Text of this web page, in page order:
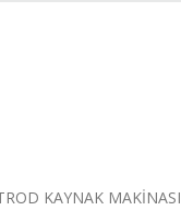
KAYNAK MAKİNASI